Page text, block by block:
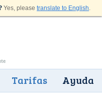
Yes, please translate to English.
Tarifas Ayuda